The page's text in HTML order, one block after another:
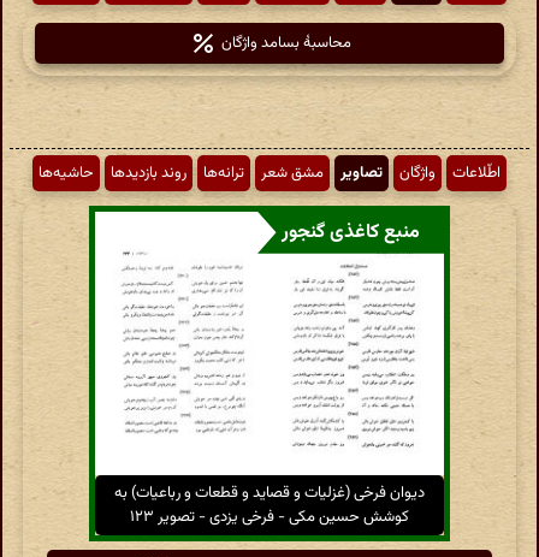
محاسبهٔ بسامد واژگان
اطّلاعات واژگان تصاویر مشق شعر ترانه‌ها روند بازدیدها حاشیه‌ها
منبع کاغذی گنجور
دیوان فرخی (غزلیات و قصاید و قطعات و رباعیات) به
کوشش حسین مکی - فرخی یزدی - تصویر ۱۲۳